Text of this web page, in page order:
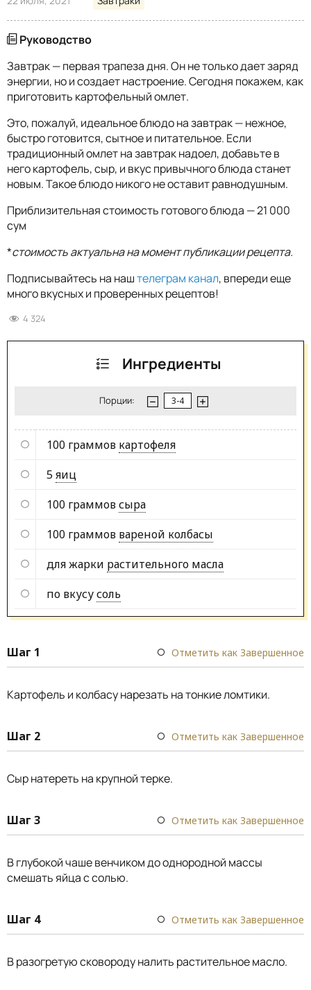
Руководство
Завтрак — первая трапеза дня. Он не только дает заряд
энергии, но и создает настроение. Сегодня покажем, как
приготовить картофельный омлет.
Это, пожалуй, идеальное блюдо на завтрак — нежное,
быстро готовится, сытное и питательное. Если
традиционный омлет на завтрак надоел, добавьте в
него картофель, сыр, и вкус привычного блюда станет
новым. Такое блюдо никого не оставит равнодушным.
Приблизительная стоимость готового блюда — 21 000
сум
*стоимость актуальна на момент публикации рецепта.
Подписывайтесь на наштелеграм канал, впереди еще
много вкусных и проверенных рецептов!
4 324
Ингредиенты
Порции:
100 граммов картофеля
5яиц
100 граммовсыра
100 граммов вареной колбасы
для жарки растительного масла
по вкусусоль
Шаг 1 Отметить как Завершенное
Картофель и колбасу нарезать на тонкие ломтики.
Шаг 2 Отметить как Завершенное
Сыр натереть на крупной терке.
Шаг 3 Отметить как Завершенное
В глубокой чаше венчиком до однородной массы
смешать яйца с солью.
Шаг 4 Отметить как Завершенное
В разогретую сковороду налить растительное масло.